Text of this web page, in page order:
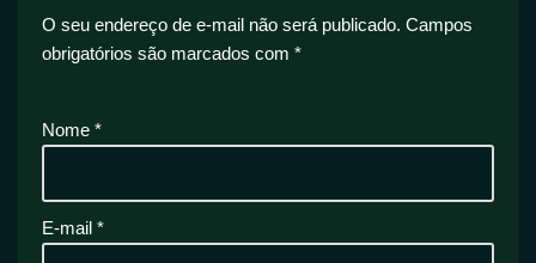
O seu endereço de e-mail não será publicado. Campos
obrigatórios são marcados com *
Nome *
E-mail *